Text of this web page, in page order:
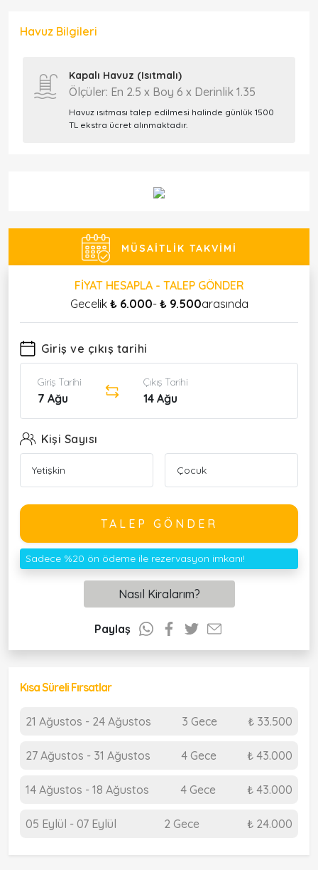
Havuz Bilgileri
Kapalı Havuz (Isıtmalı)
Ölçüler: En 2.5 x Boy 6 x Derinlik 1.35
Havuz ısıtması talep edilmesi halinde günlük 1500
TL ekstra ücret alınmaktadır.
MÜSAITLIK TAKVIMI
FIYAT HESAPLA - TALEP GÖNDER
Gecelik ₺ 6.000- ₺ 9.500arasında
Giriş ve çıkış tarihi
Giriş Tarihi
7 Ağu
Çıkış Tarihi
14 Ağu
Kişi Sayısı
TALEP GÖNDER
Sadece %20 ön ödeme ile rezervasyon imkanı!
Nasıl Kiralarım?
Paylaş
Kısa Süreli Fırsatlar
21 Ağustos - 24 Ağustos 3 Gece ₺ 33.500
27 Ağustos - 31 Ağustos 4 Gece ₺ 43.000
14 Ağustos - 18 Ağustos 4 Gece ₺ 43.000
05 Eylül - 07 Eylül 2 Gece ₺ 24.000